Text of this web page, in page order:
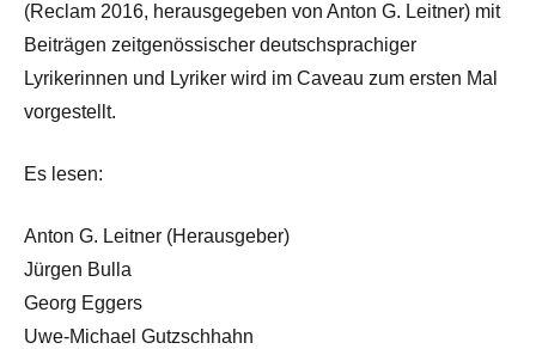
(Reclam 2016, herausgegeben von Anton G. Leitner) mit
Beiträgen zeitgenössischer deutschsprachiger
Lyrikerinnen und Lyriker wird im Caveau zum ersten Mal
vorgestellt.
Es lesen:
Anton G. Leitner (Herausgeber)
Jürgen Bulla
Georg Eggers
Uwe-Michael Gutzschhahn